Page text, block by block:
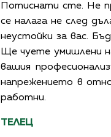
Потиснати сте. Не
се налага не след
неустойки за вас.
Ще чуете умишлени
вашия
напрежението в
работни.
ТЕЛЕЦ